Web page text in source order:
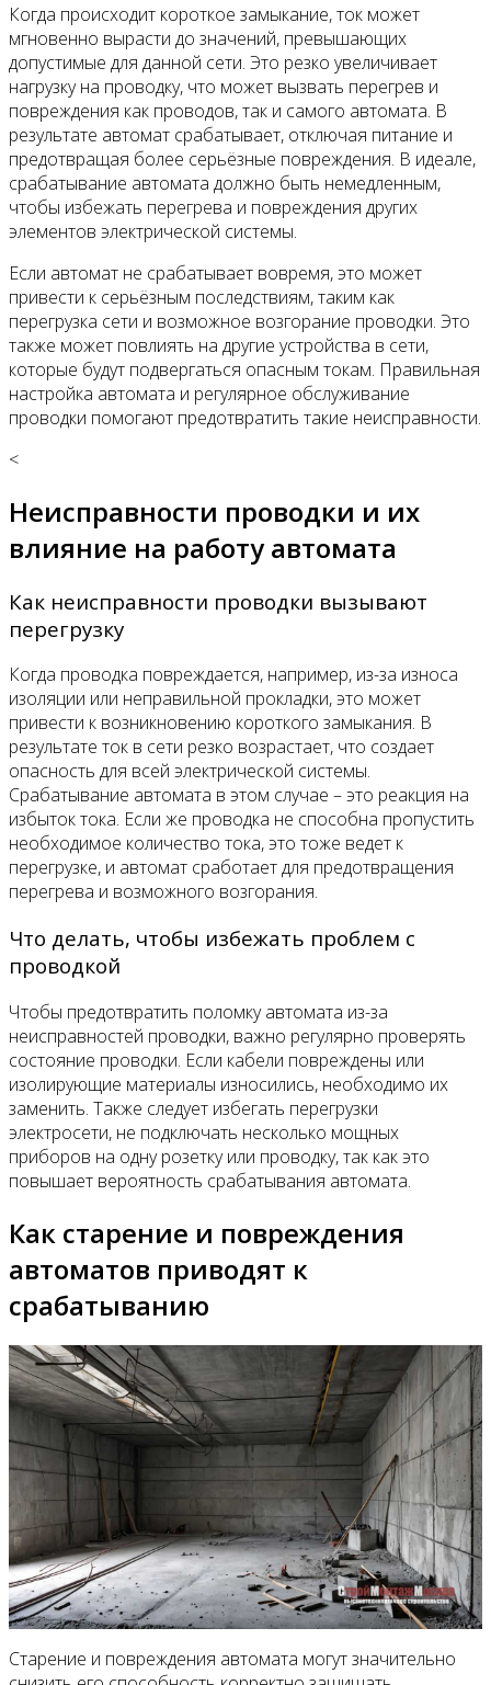
Когда происходит короткое замыкание, ток может
мгновенно вырасти до значений, превышающих
допустимые для данной сети. Это резко увеличивает
нагрузку на проводку, что может вызвать перегрев и
повреждения как проводов, так и самого автомата. В
результате автомат срабатывает, отключая питание и
предотвращая более серьёзные повреждения. В идеале,
срабатывание автомата должно быть немедленным,
чтобы избежать перегрева и повреждения других
элементов электрической системы.
Если автомат не срабатывает вовремя, это может
привести к серьёзным последствиям, таким как
перегрузка сети и возможное возгорание проводки. Это
также может повлиять на другие устройства в сети,
которые будут подвергаться опасным токам. Правильная
настройка автомата и регулярное обслуживание
проводки помогают предотвратить такие неисправности.
<
Неисправности проводки и их
влияние на работу автомата
Как неисправности проводки вызывают
перегрузку
Когда проводка повреждается, например, из-за износа
изоляции или неправильной прокладки, это может
привести к возникновению короткого замыкания. В
результате ток в сети резко возрастает, что создает
опасность для всей электрической системы.
Срабатывание автомата в этом случае – это реакция на
избыток тока. Если же проводка не способна пропустить
необходимое количество тока, это тоже ведет к
перегрузке, и автомат сработает для предотвращения
перегрева и возможного возгорания.
Что делать, чтобы избежать проблем с
проводкой
Чтобы предотвратить поломку автомата из-за
неисправностей проводки, важно регулярно проверять
состояние проводки. Если кабели повреждены или
изолирующие материалы износились, необходимо их
заменить. Также следует избегать перегрузки
электросети, не подключать несколько мощных
приборов на одну розетку или проводку, так как это
повышает вероятность срабатывания автомата.
Как старение и повреждения
автоматов приводят к
срабатыванию
Старение и повреждения автомата могут значительно